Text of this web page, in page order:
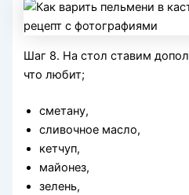
Шаг 8. На стол ставим
что любит;
сметану,
сливочное масло,
кетчуп,
майонез,
зелень,